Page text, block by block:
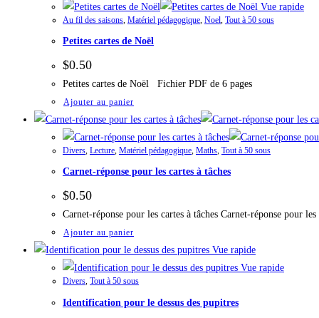
Vue rapide
Au fil des saisons Matériel pédagogique Noel Tout à 50 sous
Petites cartes de Noël
$0.50
Petites cartes de Noël Fichier PDF de 6 pages
Ajouter au panier
Divers, Lecture, Matériel pédagogique, Maths, Tout à 50 sous
Carnet-réponse pour les cartes à tâches
$0.50
Carnet-réponse pour les cartes à tâches Carnet-réponse pour
Ajouter au panier
Vue rapide
Vue rapide
Divers, Tout à 50 sous
Identification pour le dessus des pupitres